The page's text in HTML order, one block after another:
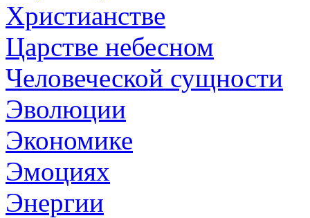
Христианстве
Царстве небесном
Человеческой сущности
Эволюции
Экономике
Эмоциях
Энергии